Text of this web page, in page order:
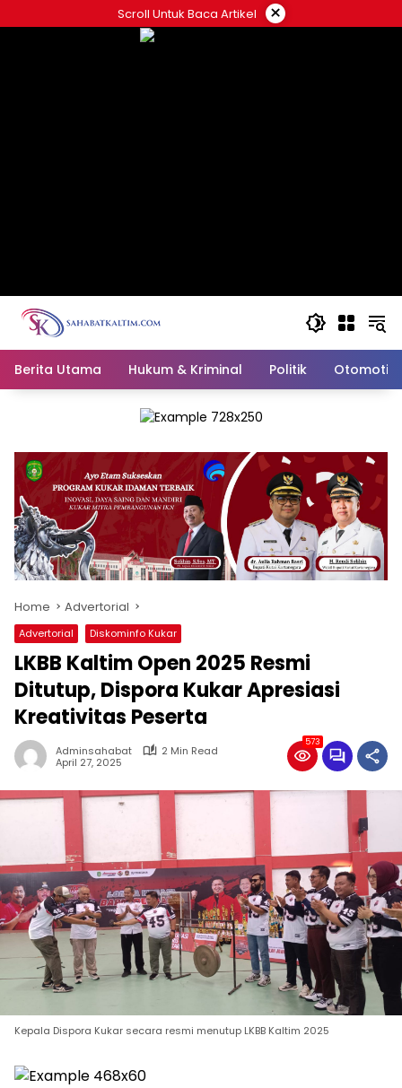
to
Scroll Untuk Baca Artikel ×
Berita Utama Hukum & Kriminal Politik Otomotif
Home Advertorial
Advertorial Diskominfo Kukar
LKBB Kaltim Open 2025 Resmi
Ditutup, Dispora Kukar Apresiasi
Kreativitas Peserta
Adminsahabat
2 Min Read
April 27, 2025
573
Kepala Dispora Kukar secara resmi menutup LKBB Kaltim 2025